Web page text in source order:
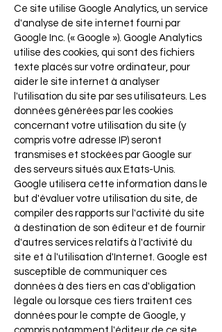
Ce site utilise Google Analytics, un service
d'analyse de site internet fourni par
Google Inc. (« Google »). Google Analytics
utilise des cookies, qui sont des fichiers
texte placés sur votre ordinateur, pour
aider le site internet à analyser
l'utilisation du site par ses utilisateurs. Les
données générées par les cookies
concernant votre utilisation du site (y
compris votre adresse IP) seront
transmises et stockées par Google sur
des serveurs situés aux Etats-Unis.
Google utilisera cette information dans le
but d'évaluer votre utilisation du site, de
compiler des rapports sur l'activité du site
à destination de son éditeur et de fournir
d'autres services relatifs à l'activité du
site et à l'utilisation d'Internet. Google est
susceptible de communiquer ces
données à des tiers en cas d'obligation
légale ou lorsque ces tiers traitent ces
données pour le compte de Google, y